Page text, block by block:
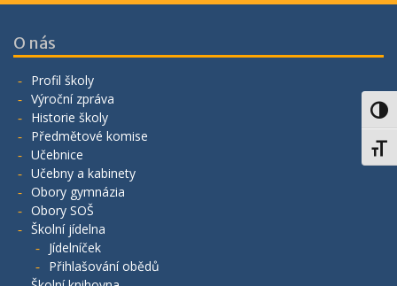
O nás
Profil školy
Výroční zpráva
Historie školy
Předmětové komise
Učebnice
Učebny a kabinety
Obory gymnázia
Obory SOŠ
Školní jídelna
Jídelníček
Přihlašování obědů